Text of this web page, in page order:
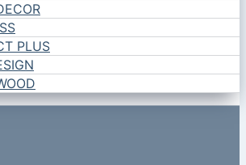
PLUS